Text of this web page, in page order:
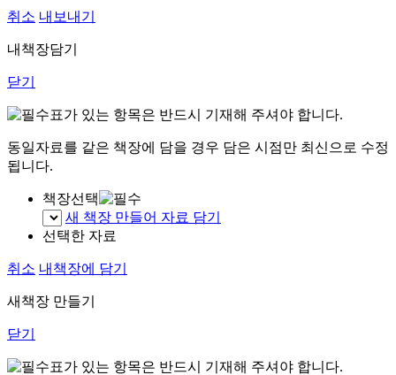
취소 내보내기
내책장담기
닫기
표가 있는 항목은 반드시 기재해 주셔야 합니다.
동일자료를 같은 책장에 담을 경우 담은 시점만 최신으로 수정
됩니다.
책장선택
새 책장 만들어 자료 담기
선택한 자료
취소 내책장에 담기
새책장 만들기
닫기
표가 있는 항목은 반드시 기재해 주셔야 합니다.